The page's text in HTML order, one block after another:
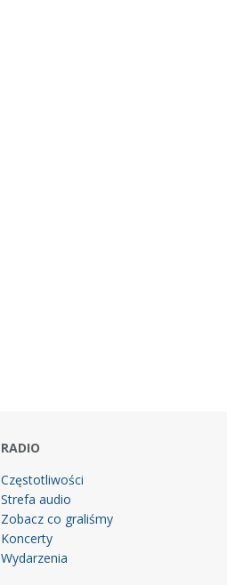
RADIO
Częstotliwości
Strefa audio
Zobacz co graliśmy
Koncerty
Wydarzenia